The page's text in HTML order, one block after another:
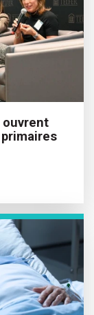
ouvrent